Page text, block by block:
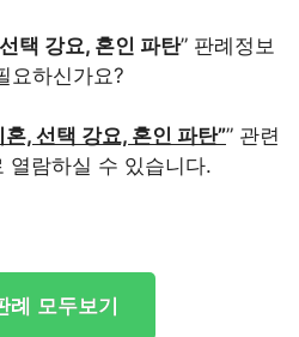
택 강요, 혼인 파탄” 판례정보
요하신가요?
혼, 선택 강요, 혼인 파탄”” 관련
열람하실 수 있습니다.
례 모두보기